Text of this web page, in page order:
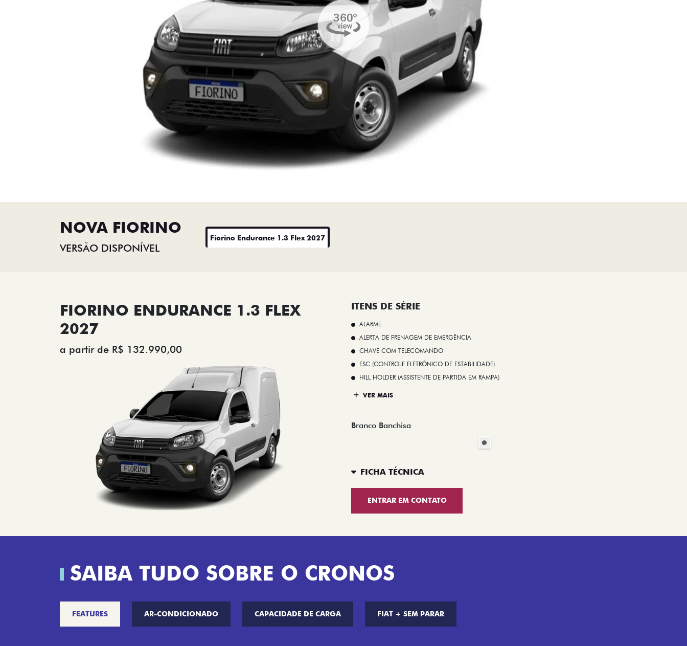
NOVA FIORINO
VERSÃO DISPONÍVEL
Fiorino Endurance 1.3 Flex 2027
FIORINO ENDURANCE 1.3 FLEX
2027
a partir de R$ 132.990,00
ITENS DE SÉRIE
ALARME
ALERTA DE FRENAGEM DE EMERGÊNCIA
CHAVE COM TELECOMANDO
ESC (CONTROLE ELETRÔNICO DE ESTABILIDADE)
HILL HOLDER (ASSISTENTE DE PARTIDA EM RAMPA)
VER MAIS
Branco Banchisa
FICHA TÉCNICA
ENTRAR EM CONTATO
SAIBA TUDO SOBRE O CRONOS
FEATURES AR-CONDICIONADO CAPACIDADE DE CARGA FIAT + SEM PARAR